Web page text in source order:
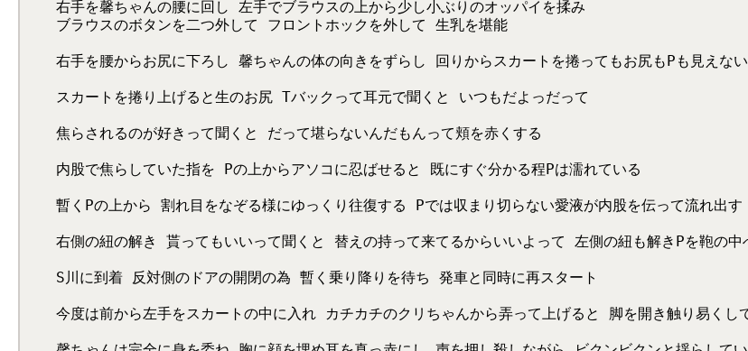
右手を馨ちゃんの腰に回し 左手でブラウスの上から少し小ぶりのオッパイを揉み
ブラウスのボタンを二つ外して フロントホックを外して 生乳を堪能
右手を腰からお尻に下ろし 馨ちゃんの体の向きをずらし 回りからスカートを捲ってもお尻もPも見えな
スカートを捲り上げると生のお尻 Tバックって耳元で聞くと いつもだよっだって
焦らされるのが好きって聞くと だって堪らないんだもんって頬を赤くする
内股で焦らしていた指を Pの上からアソコに忍ばせると 既にすぐ分かる程Pは濡れている
暫くPの上から 割れ目をなぞる様にゆっくり往復する Pでは収まり切らない愛液が内股を伝って流れ出す
右側の紐の解き 貰ってもいいって聞くと 替えの持って来てるからいいよって 左側の紐も解きPを鞄の中
S川に到着 反対側のドアの開閉の為 暫く乗り降りを待ち 発車と同時に再スタート
今度は前から左手をスカートの中に入れ カチカチのクリちゃんから弄って上げると 脚を開き触り易くし